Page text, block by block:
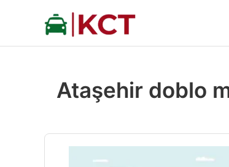
Ataşehir doblo